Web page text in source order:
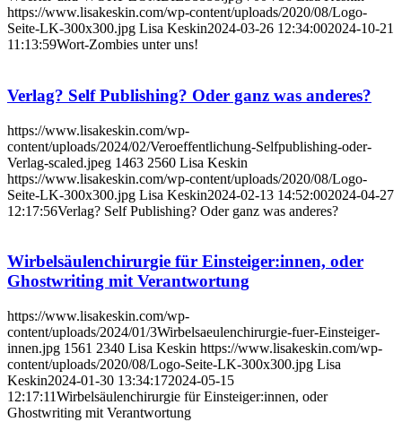
https://www.lisakeskin.com/wp-content/uploads/2020/08/Logo-
Seite-LK-300x300.jpg Lisa Keskin2024-03-26 12:34:002024-10-21
11:13:59Wort-Zombies unter uns!
Verlag? Self Publishing? Oder ganz was anderes?
https://www.lisakeskin.com/wp-
content/uploads/2024/02/Veroeffentlichung-Selfpublishing-oder-
Verlag-scaled.jpeg 1463 2560 Lisa Keskin
https://www.lisakeskin.com/wp-content/uploads/2020/08/Logo-
Seite-LK-300x300.jpg Lisa Keskin2024-02-13 14:52:002024-04-27
12:17:56Verlag? Self Publishing? Oder ganz was anderes?
Wirbelsäulenchirurgie für Einsteiger:innen, oder
Ghostwriting mit Verantwortung
https://www.lisakeskin.com/wp-
content/uploads/2024/01/3Wirbelsaeulenchirurgie-fuer-Einsteiger-
innen.jpg 1561 2340 Lisa Keskin https://www.lisakeskin.com/wp-
content/uploads/2020/08/Logo-Seite-LK-300x300.jpg Lisa
Keskin2024-01-30 13:34:172024-05-15
12:17:11Wirbelsäulenchirurgie für Einsteiger:innen, oder
Ghostwriting mit Verantwortung